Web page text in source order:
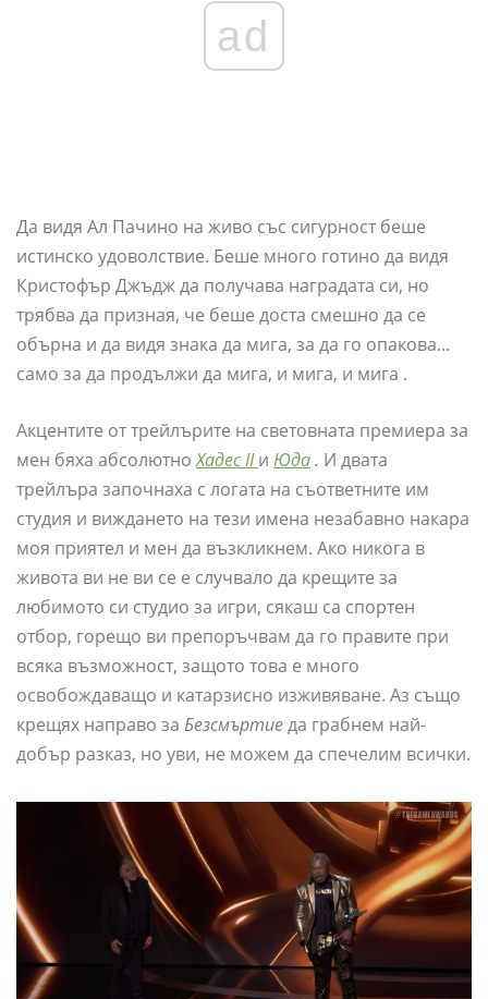
ad
Да видя Ал Пачино на живо със сигурност беше
истинско удоволствие. Беше много готино да видя
Кристофър Джъдж да получава наградата си, но
трябва да призная, че беше доста смешно да се
обърна и да видя знака да мига, за да го опакова...
само за да продължи да мига, и мига, и мига .
Акцентите от трейлърите на световната премиера за
мен бяха абсолютноХадес II и Юда. И двата
трейлъра започнаха с логата на съответните им
студия и виждането на тези имена незабавно накара
моя приятел и мен да възкликнем. Ако никога в
живота ви не ви се е случвало да крещите за
любимото си студио за игри, сякаш са спортен
отбор, горещо ви препоръчвам да го правите при
всяка възможност, защото това е много
освобождаващо и катарзисно изживяване. Аз също
крещях направо за Безсмъртиеда грабнем най-
добър разказ, но уви, не можем да спечелим всички.